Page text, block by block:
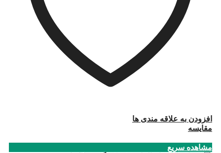
افزودن به علاقه مندی ها
مقایسه
مشاهده سریع